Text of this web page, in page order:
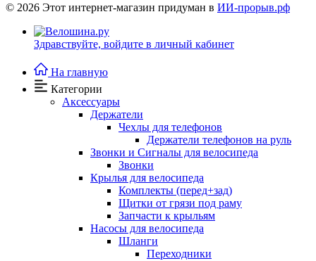
© 2026 Этот интернет-магазин придуман в ИИ-прорыв.рф
Здравствуйте, войдите в личный кабинет
На главную
Категории
Аксессуары
Держатели
Чехлы для телефонов
Держатели телефонов на руль
Звонки и Сигналы для велосипеда
Звонки
Крылья для велосипеда
Комплекты (перед+зад)
Щитки от грязи под раму
Запчасти к крыльям
Насосы для велосипеда
Шланги
Переходники